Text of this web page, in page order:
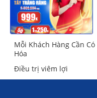
Mỗi Khách Hàng Cần
Hóa
Điều trị viêm lợi